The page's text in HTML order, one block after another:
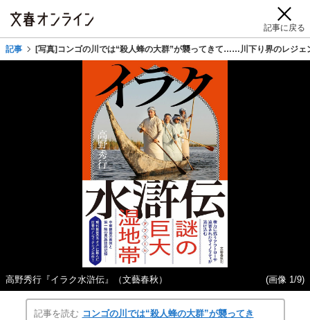
記事に戻る
記事 [写真]コンゴの川では“殺人蜂の大群”が襲ってきて……川下り界のレジ
高野秀行『イラク水滸伝』（文藝春秋） (画像 1/9)
記事を読む コンゴの川では“殺人蜂の大群”が襲ってき